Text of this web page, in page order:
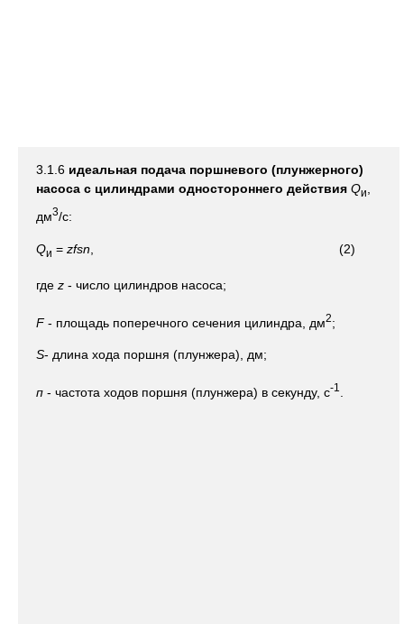
3.1.6 идеальная подача поршневого (плунжерного)
насоса с цилиндрами одностороннего действия Qи,
дм3/с:
Qи = zfsn , (2)
где z - число цилиндров насоса;
F- площадь поперечного сечения цилиндра, дм2;
S- длина хода поршня (плунжера), дм;
п - частота ходов поршня (плунжера) в секунду, с-1